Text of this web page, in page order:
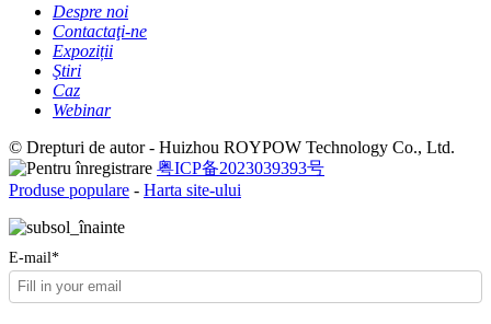
Despre noi
Contactaţi-ne
Expoziții
Ştiri
Caz
Webinar
© Drepturi de autor - Huizhou ROYPOW Technology Co., Ltd.
粤ICP备2023039393号
Produse populare - Harta site-ului
E-mail*